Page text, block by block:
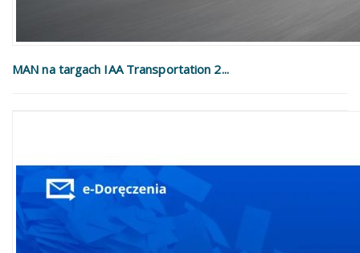
MAN na targach IAA Transportation 2...